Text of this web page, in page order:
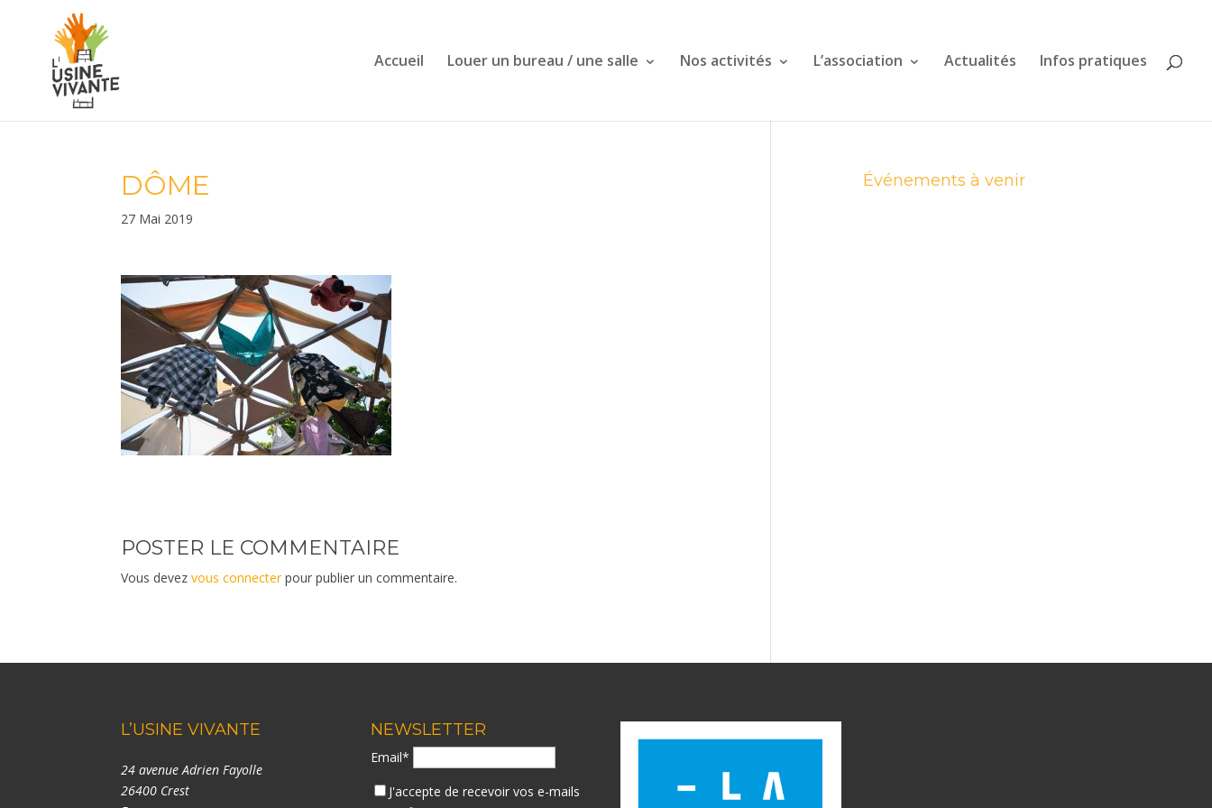
Accueil Louer un bureau / une salle Nos activités L’association Actualités Infos pratiques
DÔME
27 Mai 2019
POSTER LE COMMENTAIRE
Vous devezvous connecterpour publier un commentaire.
Événements à venir
L’USINE VIVANTE
24 avenue Adrien Fayolle
26400 Crest
NEWSLETTER
Email*
J'accepte de recevoir vos e-mails